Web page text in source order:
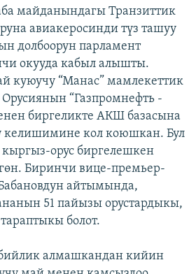
майданындагы Транзиттик
авиакеросинди түз ташуу
долбоорун парламент
окууда кабыл алышты.
куюучу “Манас” мамлекеттик
“Газпромнефть -
биргеликте АКШ базасына
келишимине кол коюшкан. Бул
орус биргелешкен
Биринчи вице-премьер-
айтымында,
51 пайызы орустардыкы,
болот.
алмашкандан кийин